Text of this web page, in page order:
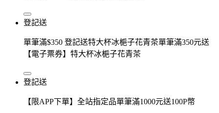
登記送
單筆滿$350 登記送特大杯冰梔子花青茶單筆滿350元送
【電子票券】特大杯冰梔子花青茶
登記送
【限APP下單】全站指定品單筆滿1000元送100P幣